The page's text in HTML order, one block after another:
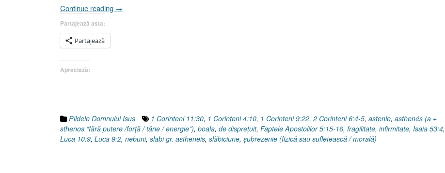
Continue reading „Pilda
valorilor
personale
(I
Corinteni
→
Partajează asta:
Partajează
Apreciază:
Pildele Domnului Isus 1 Corinteni 11:30, 1 Corinteni 4:10, 1 Corinteni 9:22, 2 Corinteni 6:4-5, astenie, asthenés (a +
sthenos “fără putere /forţă / tărie / energie”), boala, de dispreţuit, Faptele Apostolilor 5:15-16, fragilitate, infirmitate, Isaia 53:4,
Luca 10:9, Luca 9:2, nebuni, slabi gr. astheneis, slăbiciune, şubrezenie (fizică sau sufletească / morală)